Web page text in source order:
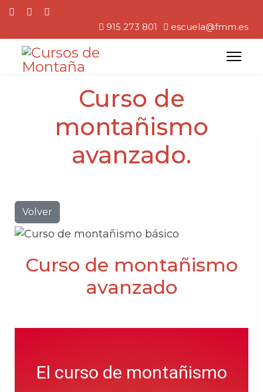
915 273 801 escuela@fmm.es
Curso de
montañismo
avanzado.
Volver
Curso de montañismo
avanzado
El curso de montañismo